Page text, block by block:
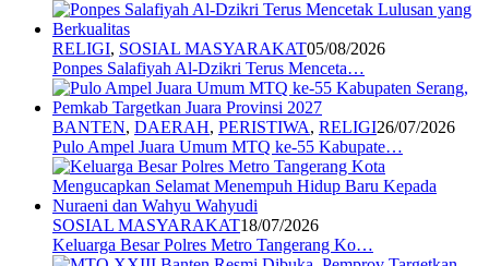
RELIGI, SOSIAL MASYARAKAT05/08/2026
Ponpes Salafiyah Al-Dzikri Terus Menceta…
BANTEN, DAERAH, PERISTIWA, RELIGI26/07/2026
Pulo Ampel Juara Umum MTQ ke-55 Kabupate…
SOSIAL MASYARAKAT18/07/2026
Keluarga Besar Polres Metro Tangerang Ko…